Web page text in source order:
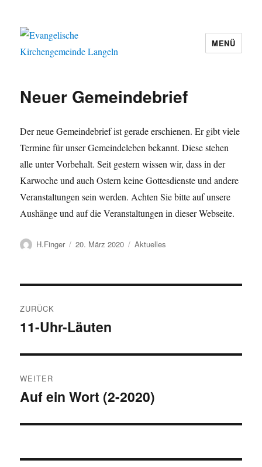
Langeln
MENÜ
Neuer Gemeindebrief
Der neue Gemeindebrief ist gerade erschienen. Er gibt viele
Termine für unser Gemeindeleben bekannt. Diese stehen
alle unter Vorbehalt. Seit gestern wissen wir, dass in der
Karwoche und auch Ostern keine Gottesdienste und andere
Veranstaltungen sein werden. Achten Sie bitte auf unsere
Aushänge und auf die Veranstaltungen in dieser Webseite.
Autor
H.Finger
Veröffentlicht
20. März 2020 Kategorien
Aktuelles
ZURÜCK
Vorheriger
11-Uhr-Läuten
WEITER
Nächster
Auf ein Wort (2-2020)